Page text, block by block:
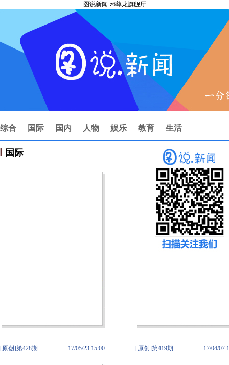
图说新闻-z6尊龙旗舰厅
综合 国际 国内 人物 娱乐 教育 生活
国际
[原创]第428期 17/05/23 15:00 [原创]第419期 17/04/07